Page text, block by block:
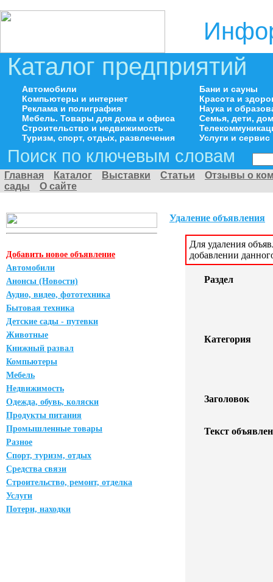
Каталог предприятий
Автомобили
Компьютеры и интернет
Реклама и полиграфия
Мебель. Товары для дома и офиса
Строительство и недвижимость
Туризм, спорт, отдых, развлечения
Бани и сауны
Красота и
Наука и
Семья, дети,
Услуги и сервис
Поиск по ключевым словам
Главная Каталог Выставки Статьи
Отзывы о
сады
О сайте
Добавить новое объявление
Автомобили
Анонсы (Новости)
Аудио, видео, фототехника
Бытовая техника
Детские сады - путевки
Животные
Книжный развал
Компьютеры
Мебель
Недвижимость
Одежда, обувь, коляски
Продукты питания
Промышленные товары
Разное
Спорт, туризм, отдых
Средства связи
Строительство, ремонт, отделка
Услуги
Потери, находки
Удаление объявления
Для удаления
добавлении
Раздел
Категория
Заголовок
Текст